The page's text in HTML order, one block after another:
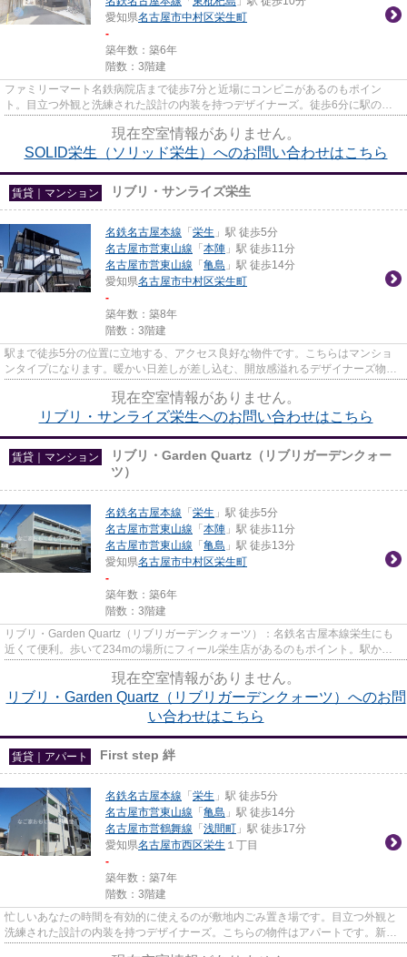
愛知県名古屋市中村区栄生町
-
築年数：築6年
階数：3階建
ファミリーマート名鉄病院店まで徒歩7分と近場にコンビニがあるのもポイン
ト。目立つ外観と洗練された設計の内装を持つデザイナーズ。徒歩6分に駅のあ
現在空室情報がありません。
SOLID栄生（ソリッド栄生）へのお問い合わせはこちら
賃貸｜マンション リブリ・サンライズ栄生
名鉄名古屋本線 「 栄生 」駅 徒歩5分
名古屋市営東山線 「 本陣 」駅 徒歩11分
名古屋市営東山線 「 亀島 」駅 徒歩14分
愛知県名古屋市中村区栄生町
-
築年数：築8年
階数：3階建
駅まで徒歩5分の位置に立地する、アクセス良好な物件です。こちらはマンショ
ンタイプになります。暖かい日差しが差し込む、開放感溢れるデザイナーズ物件
現在空室情報がありません。
リブリ・サンライズ栄生へのお問い合わせはこちら
賃貸｜マンション
リブリ・Garden Quartz（リブリガーデンクォー
ツ）
名鉄名古屋本線 「 栄生 」駅 徒歩5分
名古屋市営東山線 「 本陣 」駅 徒歩11分
名古屋市営東山線 「 亀島 」駅 徒歩13分
愛知県名古屋市中村区栄生町
-
築年数：築6年
階数：3階建
リブリ・Garden Quartz（リブリガーデンクォーツ）：名鉄名古屋本線栄生にも
近くて便利。歩いて234mの場所にフィール栄生店があるのもポイント。駅から
現在空室情報がありません。
リブリ・Garden Quartz（リブリガーデンクォーツ）へのお問
い合わせはこちら
賃貸｜アパート First step 絆
名鉄名古屋本線 「 栄生 」駅 徒歩5分
名古屋市営東山線 「 亀島 」駅 徒歩14分
名古屋市営鶴舞線 「 浅間町 」駅 徒歩17分
愛知県名古屋市西区栄生 １丁目
-
築年数：築7年
階数：3階建
忙しいあなたの時間を有効的に使えるのが敷地内ごみ置き場です。目立つ外観と
洗練された設計の内装を持つデザイナーズ。こちらの物件はアパートです。新着